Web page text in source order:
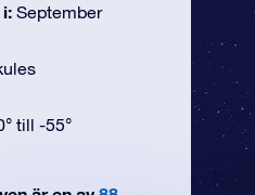
September
till -55°